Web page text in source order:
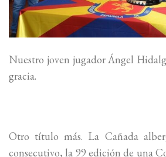
Nuestro joven jugador Ángel
gracia.
Otro título más. La Cañada
consecutivo, la 99 edición de una